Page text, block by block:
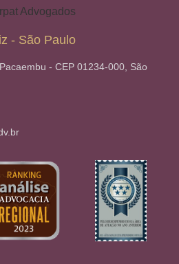
- São Paulo
- CEP 01234-000, São